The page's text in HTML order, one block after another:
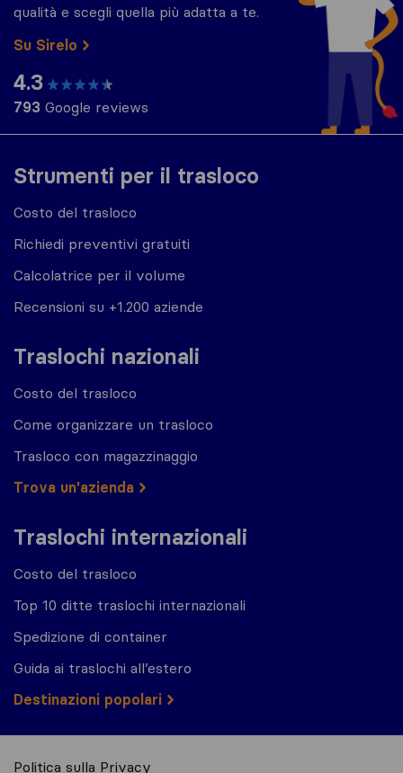
Strumenti per il trasloco
Costo del trasloco
Richiedi preventivi gratuiti
Calcolatrice per il volume
Recensioni su +1.200 aziende
Traslochi nazionali
Costo del trasloco
Come organizzare un trasloco
Trasloco con magazzinaggio
Trova un'azienda
Traslochi internazionali
Costo del trasloco
Top 10 ditte traslochi internazionali
Spedizione di container
Guida ai traslochi all’estero
Destinazioni popolari
qualità e scegli quella più adatta a te.
Su Sirelo
4.3
793 Google reviews
Politica sulla Privacy